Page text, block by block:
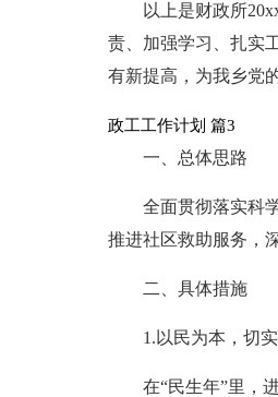
以上是财政所
责、加强学习、扎实
有新提高，为我乡党
政工工作计划 篇3
一、总体思路
全面贯彻落实科
推进社区救助服务，
二、具体措施
1.以民为本，切
在“民生年”里，